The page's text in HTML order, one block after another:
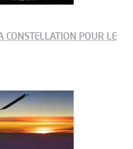
CONSTELLATION POUR LE